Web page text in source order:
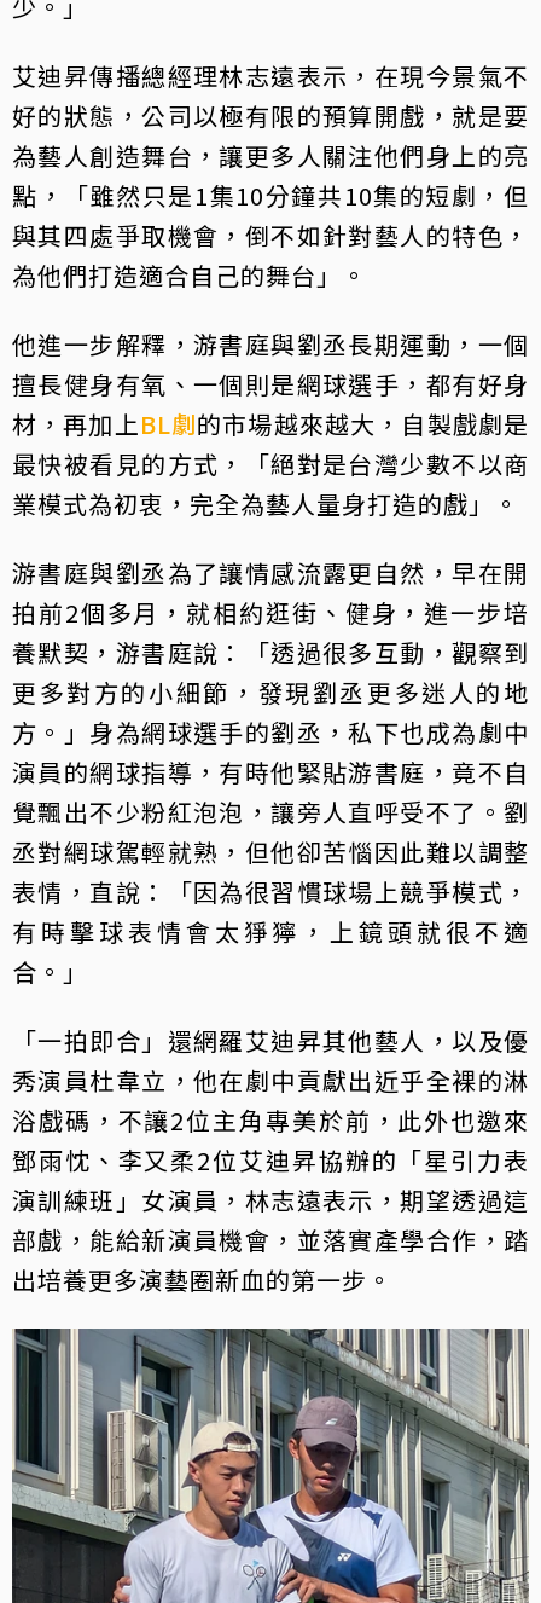
艾迪昇傳播總經理林志遠表示，在現今景氣不
好的狀態，公司以極有限的預算開戲，就是要
為藝人創造舞台，讓更多人關注他們身上的亮
點，「雖然只是1集10分鐘共10集的短劇，但
與其四處爭取機會，倒不如針對藝人的特色，
為他們打造適合自己的舞台」。
他進一步解釋，游書庭與劉丞長期運動，一個
擅長健身有氧、一個則是網球選手，都有好身
材，再加上BL劇的市場越來越大，自製戲劇是
最快被看見的方式，「絕對是台灣少數不以商
業模式為初衷，完全為藝人量身打造的戲」。
游書庭與劉丞為了讓情感流露更自然，早在開
拍前2個多月，就相約逛街、健身，進一步培
養默契，游書庭說：「透過很多互動，觀察到
更多對方的小細節，發現劉丞更多迷人的地
方。」身為網球選手的劉丞，私下也成為劇中
演員的網球指導，有時他緊貼游書庭，竟不自
覺飄出不少粉紅泡泡，讓旁人直呼受不了。劉
丞對網球駕輕就熟，但他卻苦惱因此難以調整
表情，直說：「因為很習慣球場上競爭模式，
有時擊球表情會太猙獰，上鏡頭就很不適
合。」
「一拍即合」還網羅艾迪昇其他藝人，以及優
秀演員杜韋立，他在劇中貢獻出近乎全裸的淋
浴戲碼，不讓2位主角專美於前，此外也邀來
鄧雨忱、李又柔2位艾迪昇協辦的「星引力表
演訓練班」女演員，林志遠表示，期望透過這
部戲，能給新演員機會，並落實產學合作，踏
出培養更多演藝圈新血的第一步。